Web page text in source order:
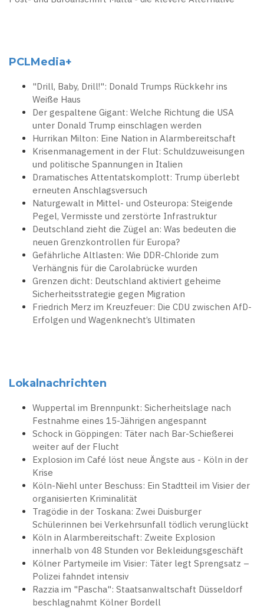
PCLMedia+
"Drill, Baby, Drill!": Donald Trumps Rückkehr ins
Weiße Haus
Der gespaltene Gigant: Welche Richtung die USA
unter Donald Trump einschlagen werden
Hurrikan Milton: Eine Nation in Alarmbereitschaft
Krisenmanagement in der Flut: Schuldzuweisungen
und politische Spannungen in Italien
Dramatisches Attentatskomplott: Trump überlebt
erneuten Anschlagsversuch
Naturgewalt in Mittel- und Osteuropa: Steigende
Pegel, Vermisste und zerstörte Infrastruktur
Deutschland zieht die Zügel an: Was bedeuten die
neuen Grenzkontrollen für Europa?
Gefährliche Altlasten: Wie DDR-Chloride zum
Verhängnis für die Carolabrücke wurden
Grenzen dicht: Deutschland aktiviert geheime
Sicherheitsstrategie gegen Migration
Friedrich Merz im Kreuzfeuer: Die CDU zwischen AfD-
Erfolgen und Wagenknecht’s Ultimaten
Lokalnachrichten
Wuppertal im Brennpunkt: Sicherheitslage nach
Festnahme eines 15-Jährigen angespannt
Schock in Göppingen: Täter nach Bar-Schießerei
weiter auf der Flucht
Explosion im Café löst neue Ängste aus - Köln in der
Krise
Köln-Niehl unter Beschuss: Ein Stadtteil im Visier der
organisierten Kriminalität
Tragödie in der Toskana: Zwei Duisburger
Schülerinnen bei Verkehrsunfall tödlich verunglückt
Köln in Alarmbereitschaft: Zweite Explosion
innerhalb von 48 Stunden vor Bekleidungsgeschäft
Kölner Partymeile im Visier: Täter legt Sprengsatz –
Polizei fahndet intensiv
Razzia im "Pascha": Staatsanwaltschaft Düsseldorf
beschlagnahmt Kölner Bordell